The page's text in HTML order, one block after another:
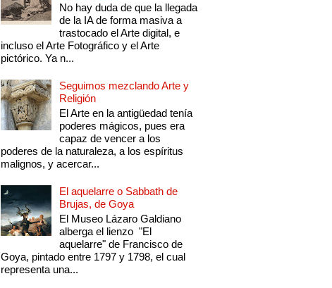
No hay duda de que la llegada
de la IA de forma masiva a
trastocado el Arte digital, e
incluso el Arte Fotográfico y el Arte
pictórico. Ya n...
Seguimos mezclando Arte y
Religión
El Arte en la antigüedad tenía
poderes mágicos, pues era
capaz de vencer a los
poderes de la naturaleza, a los espíritus
malignos, y acercar...
El aquelarre o Sabbath de
Brujas, de Goya
El Museo Lázaro Galdiano
alberga el lienzo "El
aquelarre" de Francisco de
Goya, pintado entre 1797 y 1798, el cual
representa una...